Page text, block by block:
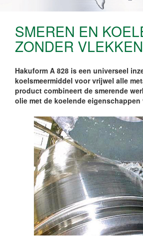
SMEREN EN
ZONDER VLEKKEN
Hakuform A 828 is een universeel
koelsmeermiddel voor vrijwel alle
product combineert de smerende
olie met de koelende eigenschappen